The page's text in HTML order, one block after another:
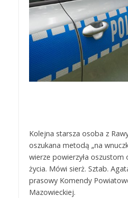
Kolejna starsza osoba z
oszukana metodą „na
wierze powierzyła oszustom
życia. Mówi sierż. Sztab.
prasowy Komendy
Mazowieckiej.